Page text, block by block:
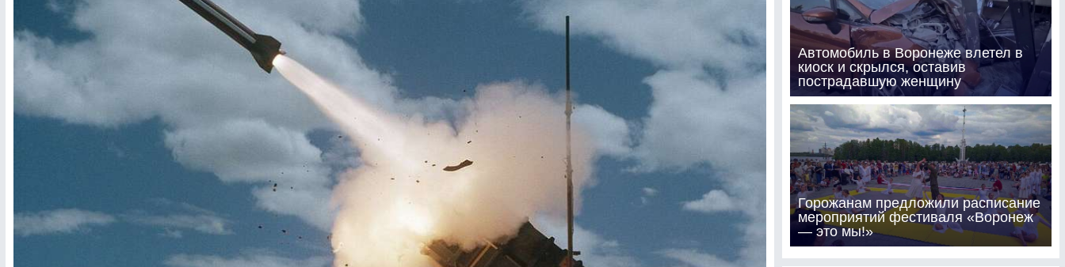
Автомобиль в Воронеже влетел в
киоск и скрылся, оставив
пострадавшую женщину
Горожанам предложили расписание
мероприятий фестиваля «Воронеж
— это мы!»